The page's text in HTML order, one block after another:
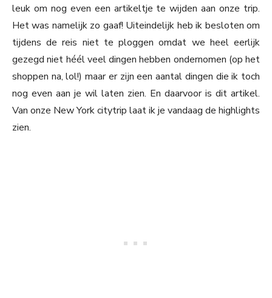
leuk om nog even een artikeltje te wijden aan onze trip.
Het was namelijk zo gaaf! Uiteindelijk heb ik besloten om
tijdens de reis niet te ploggen omdat we heel eerlijk
gezegd niet héél veel dingen hebben ondernomen (op het
shoppen na, lol!) maar er zijn een aantal dingen die ik toch
nog even aan je wil laten zien. En daarvoor is dit artikel.
Van onze New York citytrip laat ik je vandaag de highlights
zien.